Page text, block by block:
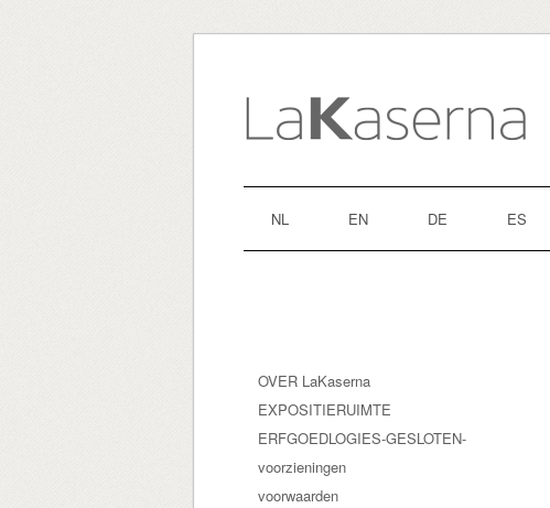
NL EN DE ES
OVER LaKaserna
EXPOSITIERUIMTE
ERFGOEDLOGIES-GESLOTEN-
voorzieningen
voorwaarden